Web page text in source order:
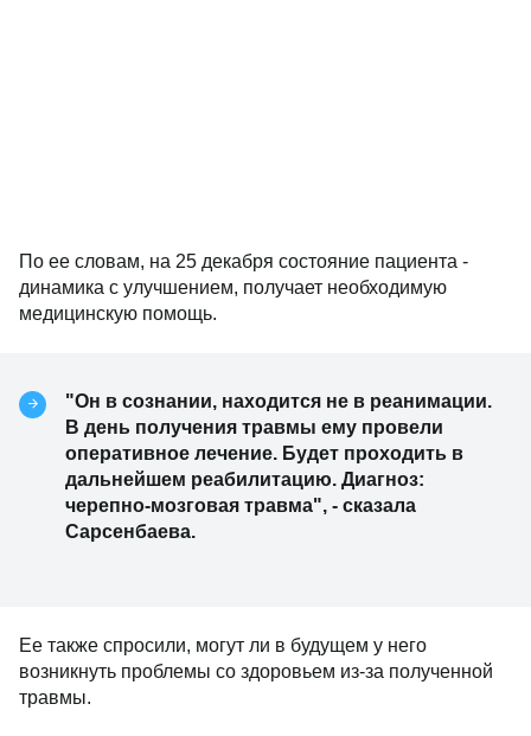
По ее словам, на 25 декабря состояние пациента -
динамика с улучшением, получает необходимую
медицинскую помощь.
"Он в сознании, находится не в реанимации.
В день получения травмы ему провели
оперативное лечение. Будет проходить в
дальнейшем реабилитацию. Диагноз:
черепно-мозговая травма", - сказала
Сарсенбаева.
Ее также спросили, могут ли в будущем у него
возникнуть проблемы со здоровьем из-за полученной
травмы.